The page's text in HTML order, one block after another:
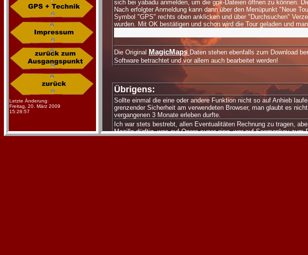
sich bei yabadu anmelden, um die gpx-Dateien öffnen zu können.
Nach erfolgter Anmeldung kann dann über den Menüpunkt "Neue
Symbol "GPS" rechts oben anklicken und über "Durchsuchen"
wurden. Mit OK bestätigen und schon wird die Tour geladen und
Die Original MagicMaps Daten stehen ebenfalls zum Download
Software betrachtet und vor allem auch bearbeitet werden!
Übrigens:
Sollte einmal die eine oder andere Funktion nicht so auf Anhieb
grenzender Sicherheit am verwendeten Browser, man glaubt es
vergangenen 3 Monate erleben durfte.
Ich war stets bestrebt, allen Eventualitäten Rechnung zu tragen,
Mozilla dürftig, was auf Opera super ging, war auf Seamonkey zum
ohne irgendwelche Ordnung. Also ich würde mich nicht mehr
Letzte Änderung:
Freitag, 20. März 2009
15:28:57